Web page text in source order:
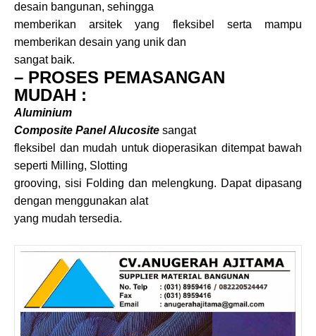
desain bangunan, sehingga
memberikan arsitek yang fleksibel serta mampu
memberikan desain yang unik dan
sangat baik.
– PROSES PEMASANGAN
MUDAH :
Aluminium
Composite Panel Alucosite sangat
fleksibel dan mudah untuk dioperasikan ditempat bawah
seperti Milling, Slotting
grooving, sisi Folding dan melengkung. Dapat dipasang
dengan menggunakan alat
yang mudah tersedia.